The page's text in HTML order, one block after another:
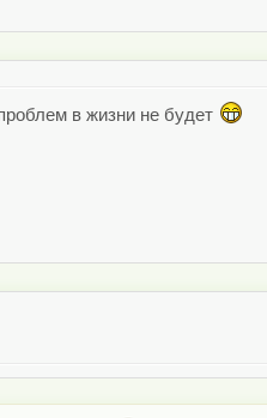
в жизни не будет